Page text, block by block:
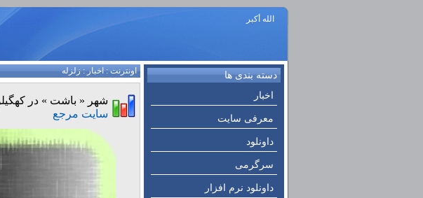
الله أكبر
دسته بندی ها
اخبار
معرفی سایت
داونلود
سرگرمی
داونلود نرم افزار
اونترنت:اخبار:زلزله
شهر « باشت » در
سایت مرجع